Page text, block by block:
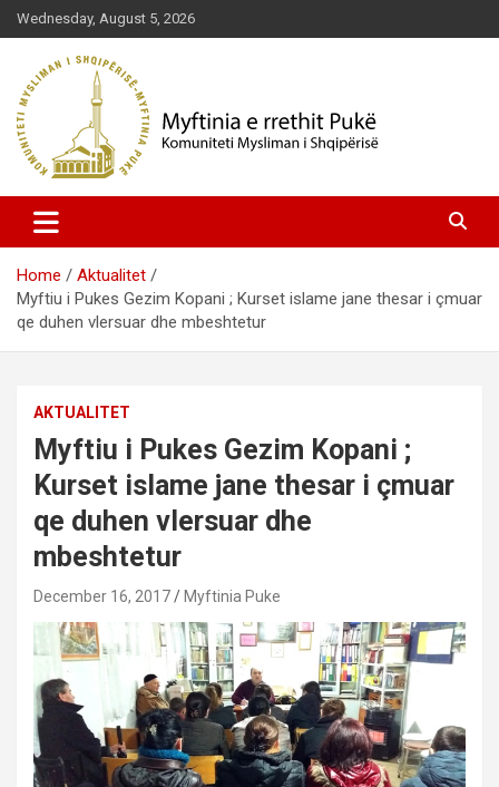
Skip
to
content
Wednesday, August 5, 2026
Myftinia Pukë | Faqja Zyrtare
Home
Aktualitet
Myftiu i Pukes Gezim Kopani ; Kurset islame jane thesar i çmuar
qe duhen vlersuar dhe mbeshtetur
AKTUALITET
Myftiu i Pukes Gezim Kopani ;
Kurset islame jane thesar i çmuar
qe duhen vlersuar dhe
mbeshtetur
December 16, 2017 Myftinia Puke